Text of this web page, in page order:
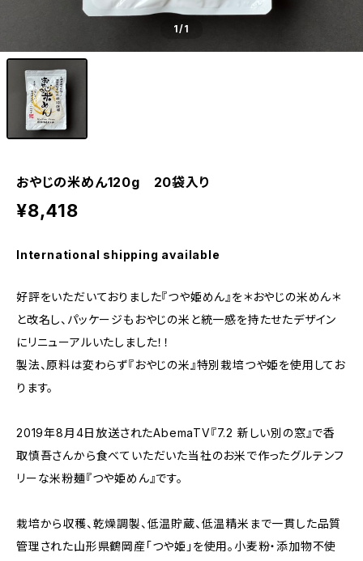
1/1
おやじの米めん120g 20袋入り
¥8,418
International shipping available
好評をいただいておりました『つや姫めん』を＊おやじの米めん＊
と改名し、パッケージもおやじの米と統一感を持たせたデザイン
にリニューアルいたしました！！
製法、原料は変わらず『おやじの米』特別栽培つや姫を使用してお
ります。
2019年8月4日放送されたAbemaTV『7.2 新しい別の窓』で香
取慎吾さんから食べていただいた当社のお米で作ったグルテンフ
リーな米粉麺『つや姫めん』です。
栽培から収穫、乾燥調製、低温貯蔵、低温精米まで一貫した品質
管理された山形県鶴岡産「つや姫」を使用。小麦粉・添加物不使